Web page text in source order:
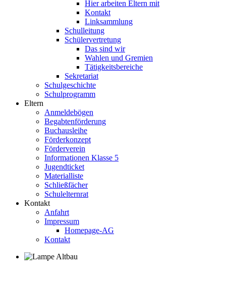
Hier arbeiten Eltern mit
Kontakt
Linksammlung
Schulleitung
Schülervertretung
Das sind wir
Wahlen und Gremien
Tätigkeitsbereiche
Sekretariat
Schulgeschichte
Schulprogramm
Eltern
Anmeldebögen
Begabtenförderung
Buchausleihe
Förderkonzept
Förderverein
Informationen Klasse 5
Jugendticket
Materialliste
Schließfächer
Schulelternrat
Kontakt
Anfahrt
Impressum
Homepage-AG
Kontakt